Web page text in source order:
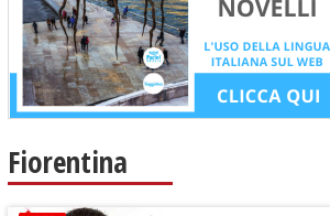
Fiorentina